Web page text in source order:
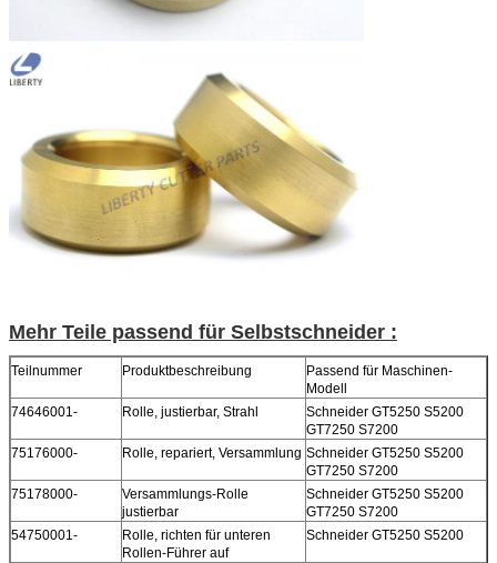
Mehr Teile passend für Selbstschneider :
Teilnummer Produktbeschreibung
Passend für Maschinen-
Modell
74646001-
Rolle, justierbar, Strahl
Schneider GT5250 S5200
GT7250 S7200
75176000-
Rolle, repariert, Versammlung Schneider GT5250 S5200
GT7250 S7200
75178000-
Versammlungs-Rolle
justierbar
Schneider GT5250 S5200
GT7250 S7200
54750001-
Rolle, richten für unteren
Rollen-Führer auf
Schneider GT5250 S5200